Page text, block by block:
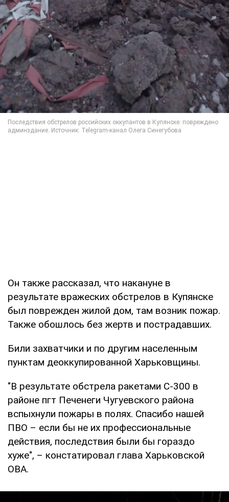
Он также рассказал, что накануне в
результате вражеских обстрелов в Купянске
был поврежден жилой дом, там возник пожар.
Также обошлось без жертв и пострадавших.
Били захватчики и по другим населенным
пунктам деоккупированной Харьковщины.
"В результате обстрела ракетами С-300 в
районе пгт Печенеги Чугуевского района
вспыхнули пожары в полях. Спасибо нашей
ПВО – если бы не их профессиональные
действия, последствия были бы гораздо
хуже", – констатировал глава Харьковской
ОВА.